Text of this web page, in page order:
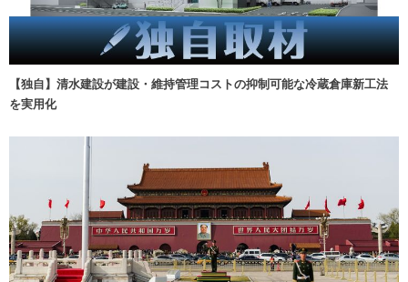
【独自】清水建設が建設・維持管理コストの抑制可能な冷蔵倉庫新工法
を実用化